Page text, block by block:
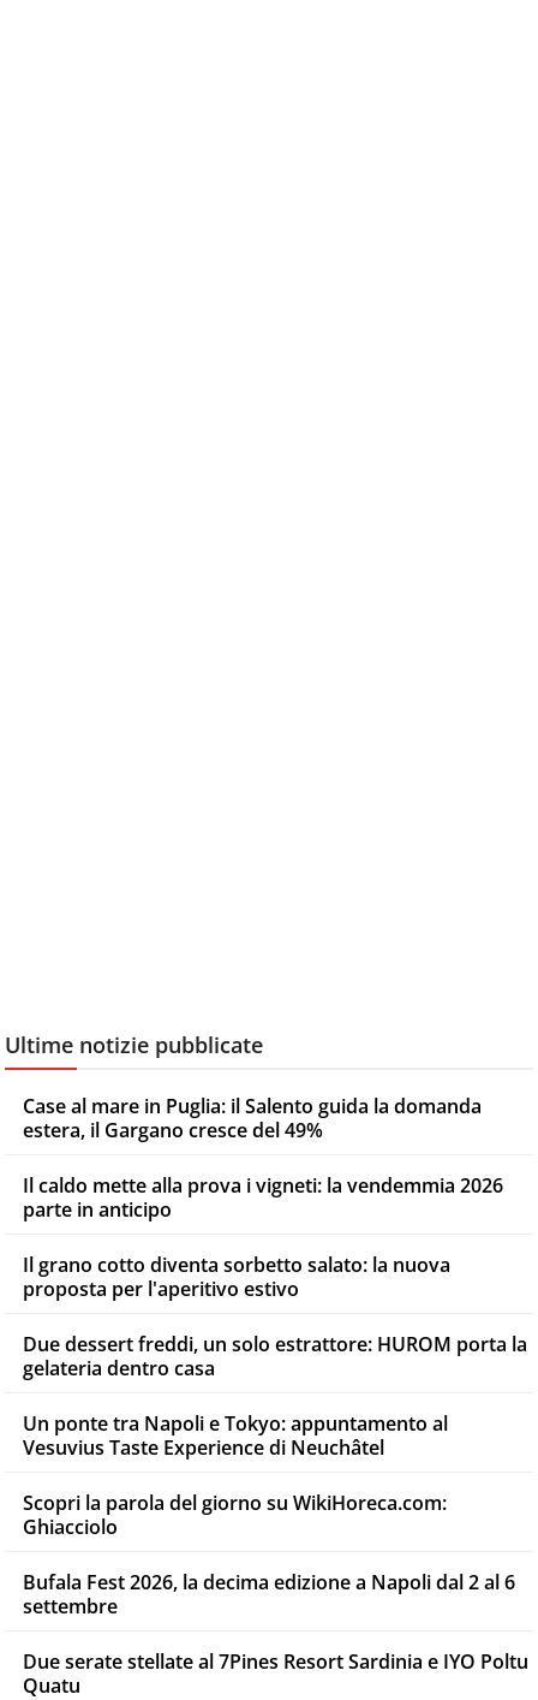
Ultime notizie pubblicate
Case al mare in Puglia: il Salento guida la domanda
estera, il Gargano cresce del 49%
Il caldo mette alla prova i vigneti: la vendemmia 2026
parte in anticipo
Il grano cotto diventa sorbetto salato: la nuova
proposta per l'aperitivo estivo
Due dessert freddi, un solo estrattore: HUROM porta la
gelateria dentro casa
Un ponte tra Napoli e Tokyo: appuntamento al
Vesuvius Taste Experience di Neuchâtel
Scopri la parola del giorno su WikiHoreca.com:
Ghiacciolo
Bufala Fest 2026, la decima edizione a Napoli dal 2 al 6
settembre
Due serate stellate al 7Pines Resort Sardinia e IYO Poltu
Quatu